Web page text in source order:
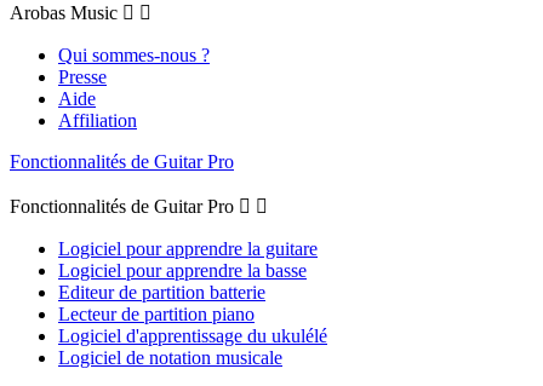
Arobas Music  
Qui sommes-nous ?
Presse
Aide
Affiliation
Fonctionnalités de Guitar Pro
Fonctionnalités de Guitar Pro  
Logiciel pour apprendre la guitare
Logiciel pour apprendre la basse
Editeur de partition batterie
Lecteur de partition piano
Logiciel d'apprentissage du ukulélé
Logiciel de notation musicale